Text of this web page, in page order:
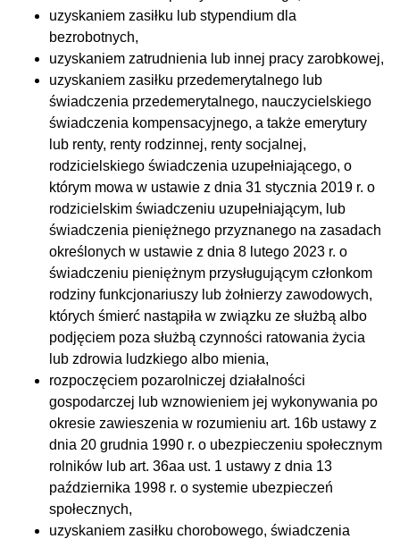
uzyskaniem zasiłku lub stypendium dla
bezrobotnych,
uzyskaniem zatrudnienia lub innej pracy zarobkowej,
uzyskaniem zasiłku przedemerytalnego lub
świadczenia przedemerytalnego, nauczycielskiego
świadczenia kompensacyjnego, a także emerytury
lub renty, renty rodzinnej, renty socjalnej,
rodzicielskiego świadczenia uzupełniającego, o
którym mowa w ustawie z dnia 31 stycznia 2019 r. o
rodzicielskim świadczeniu uzupełniającym, lub
świadczenia pieniężnego przyznanego na zasadach
określonych w ustawie z dnia 8 lutego 2023 r. o
świadczeniu pieniężnym przysługującym członkom
rodziny funkcjonariuszy lub żołnierzy zawodowych,
których śmierć nastąpiła w związku ze służbą albo
podjęciem poza służbą czynności ratowania życia
lub zdrowia ludzkiego albo mienia,
rozpoczęciem pozarolniczej działalności
gospodarczej lub wznowieniem jej wykonywania po
okresie zawieszenia w rozumieniu art. 16b ustawy z
dnia 20 grudnia 1990 r. o ubezpieczeniu społecznym
rolników lub art. 36aa ust. 1 ustawy z dnia 13
października 1998 r. o systemie ubezpieczeń
społecznych,
uzyskaniem zasiłku chorobowego, świadczenia